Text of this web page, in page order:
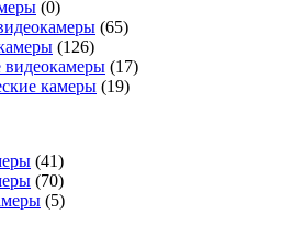
(0)
(65)
(126)
видеокамеры (17)
камеры (19)
(41)
(70)
(5)